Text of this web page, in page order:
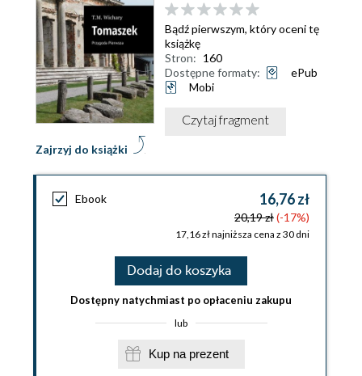
Zajrzyj do książki
Bądź pierwszym, który oceni tę
książkę
Stron: 160
Dostępne formaty:
ePub
Mobi
Czytaj fragment
Ebook 16,76 zł
20,19 zł(-17%)
17,16 zł najniższa cena z 30 dni
Dodaj do koszyka
Dostępny natychmiast po opłaceniu zakupu
lub
Kup na prezent